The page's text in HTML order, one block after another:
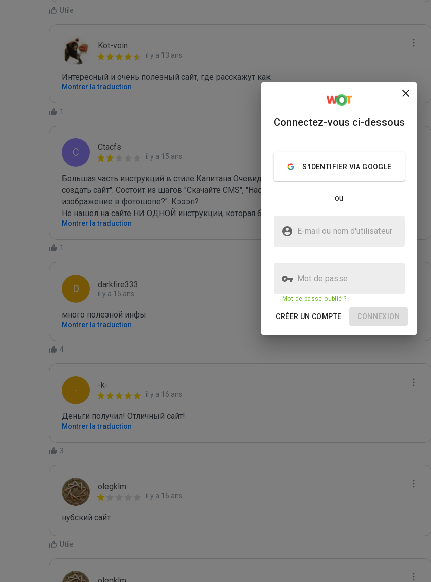
Utile
Kot-voin
il y a 13 ans
Интересный и очень полезный сайт, где расскажут как
Montrer la traduction
1
C Ctacfs
il y a 15 ans
Большая часть инструкций в стиле Капитана Очевидности. Например, инструкция "Как
создать сайт". Состоит из шагов "Скачайте CMS", "Настройте CMS". Или "Как отретушировать
изображение в фотошопе?". Кэээп?
Не нашел на сайте НИ ОДНОЙ инструкции, которая была бы полезной для меня.
Montrer la traduction
1
D darkfire333
il y a 15 ans
много полезной инфы
Montrer la traduction
4
- -k-
il y a 16 ans
Деньги получил! Отличный сайт!
Montrer la traduction
3
olegklm
il y a 16 ans
нубский сайт
Utile
Connectez-vous ci-dessous
S'IDENTIFIER VIA GOOGLE
ou
E-mail ou nom d'utilisateur
Mot de passe
Mot de passe oublié ?
CRÉER UN COMPTE CONNEXION